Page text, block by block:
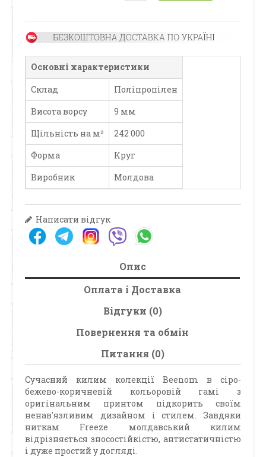
Основні характеристики
Склад
Поліпропілен
Висота ворсу
9 мм
Щільність на м²
242 000
Форма
Круг
Виробник
Молдова
Написати відгук
Опис
Оплата і Доставка
Відгуки (0)
Повернення та обмін
Питання (0)
Сучасний килим колекції Beenom в сіро-
бежево-коричневій кольоровій гамі з
оригінальним принтом підкорить своїм
ненав'язливим дизайном і стилем. Завдяки
ниткам Freeze молдавський килим
відрізняється зносостійкістю, антистатичністю
і дуже простий у догляді.